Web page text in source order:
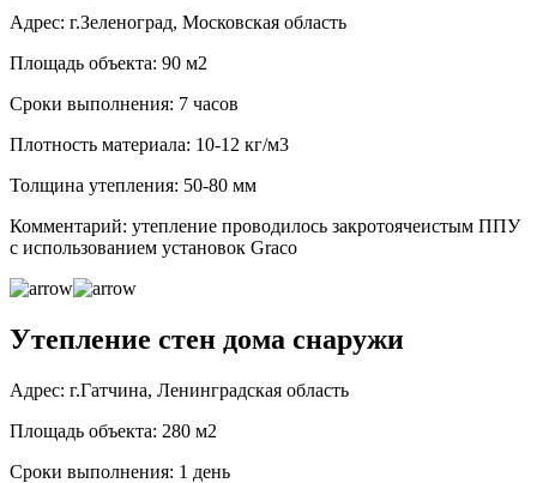
Адрес: г.Зеленоград, Московская область
Площадь объекта: 90 м2
Сроки выполнения: 7 часов
Плотность материала: 10-12 кг/м3
Толщина утепления: 50-80 мм
Комментарий: утепление проводилось закротоячеистым ППУ
с использованием установок Graco
Утепление стен дома снаружи
Адрес: г.Гатчина, Ленинградская область
Площадь объекта: 280 м2
Сроки выполнения: 1 день